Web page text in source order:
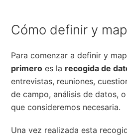
Cómo definir y
Para comenzar a definir y
primero es la recogida de
entrevistas, reuniones,
de campo, análisis de datos,
que consideremos necesaria.
Una vez realizada esta